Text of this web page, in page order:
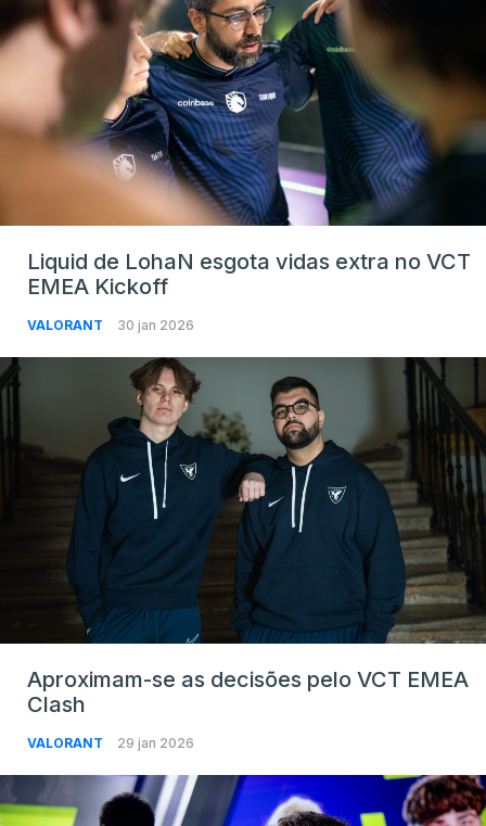
Liquid de LohaN esgota vidas extra no VCT
EMEA Kickoff
VALORANT 30 jan 2026
Aproximam-se as decisões pelo VCT EMEA
Clash
VALORANT 29 jan 2026